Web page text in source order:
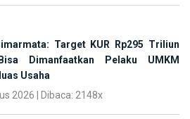
Target KUR Rp295 Triliun
Dimanfaatkan Pelaku UMKM
Usaha
2026 | Dibaca: 2148x